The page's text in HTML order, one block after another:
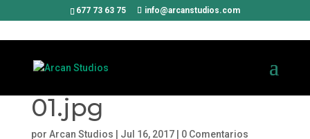
677 73 63 75 info@arcanstudios.com
01.jpg
por Arcan Studios Jul 16, 2017| 0 Comentarios